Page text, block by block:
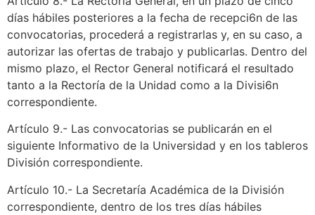
días hábiles posteriores a la fecha de recepci6n de las
convocatorias, procederá a registrarlas y, en su caso, a
autorizar las ofertas de trabajo y publicarlas. Dentro del
mismo plazo, el Rector General notificará el resultado
tanto a la Rectoría de la Unidad como a la Divisi6n
correspondiente.
Artículo 9.- Las convocatorias se publicarán en el
siguiente Informativo de la Universidad y en los tableros
División correspondiente.
Artículo 10.- La Secretaría Académica de la División
correspondiente, dentro de los tres días hábiles